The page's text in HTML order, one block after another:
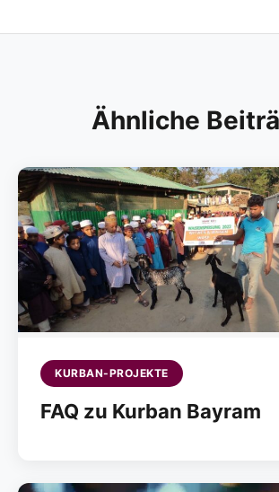
Ähnliche
KURBAN-PROJEKTE
FAQ zu Kurban Bayram